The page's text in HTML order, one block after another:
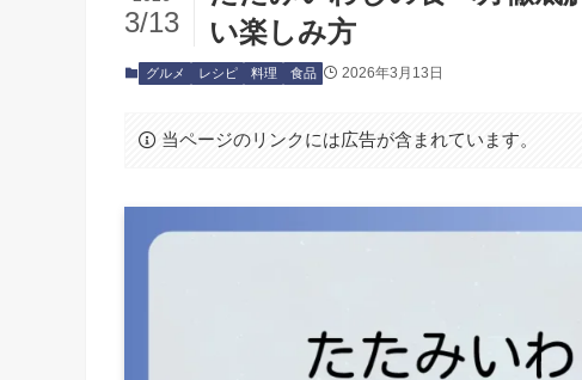
い楽しみ方
3/13
グルメ レシピ 料理 食品 2026年3月13日
当ページのリンクには広告が含まれています。